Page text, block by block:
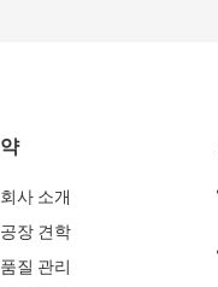
약
회사 소개
공장 견학
품질 관리